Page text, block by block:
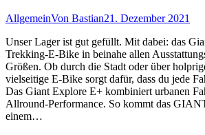
AllgemeinVon Bastian21. Dezember 2021
Unser Lager ist gut gefüllt. Mit dabei: das
Trekking-E-Bike in beinahe allen
Größen. Ob durch die Stadt oder über
vielseitige E-Bike sorgt dafür, dass du jede
Das Giant Explore E+ kombiniert urbanen
Allround-Performance. So kommt das
einem…